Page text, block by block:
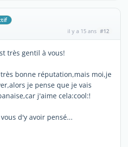
il y a 15 ans #12
très gentil à vous!
très bonne réputation,mais moi,je
je pense que je vais
j'aime cela:cool:!
d'y avoir pensé...